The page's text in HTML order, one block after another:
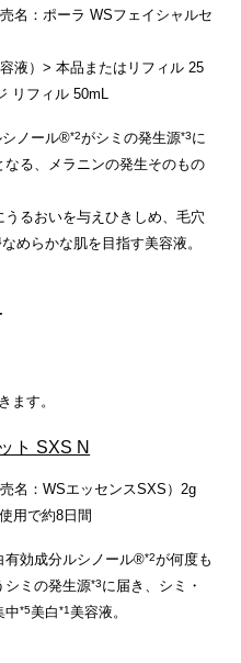
名：ポーラ WSフェイシャルセ
液）> 本品またはリフィル 25
リフィル 50mL
シノール®*2がシミの発生源*3に
なる、メラニンの発生そのもの
うるおいを与えひきしめ、毛穴
なめらかな肌を目指す美容液。
ます。
ト SXS N
名：WSエッセンスSXS）2g
用で約8日間
有効成分ルシノール®*2が何度も
シミの発生源*3に届き、シミ・
中*5美白*1美容液。